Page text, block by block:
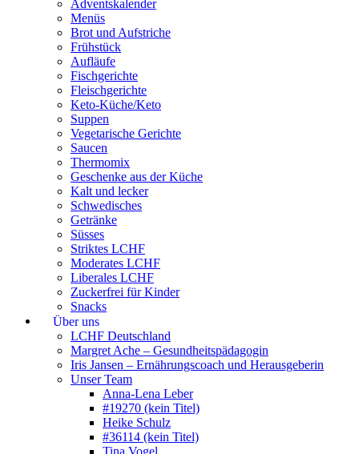
Adventskalender
Menüs
Brot und Aufstriche
Frühstück
Aufläufe
Fischgerichte
Fleischgerichte
Keto-Küche/Keto
Suppen
Vegetarische Gerichte
Saucen
Thermomix
Geschenke aus der Küche
Kalt und lecker
Schwedisches
Getränke
Süsses
Striktes LCHF
Moderates LCHF
Liberales LCHF
Zuckerfrei für Kinder
Snacks
Über uns
LCHF Deutschland
Margret Ache – Gesundheitspädagogin
Iris Jansen – Ernährungscoach und Herausgeberin
Unser Team
Anna-Lena Leber
#19270 (kein Titel)
Heike Schulz
#36114 (kein Titel)
Tina Vogel